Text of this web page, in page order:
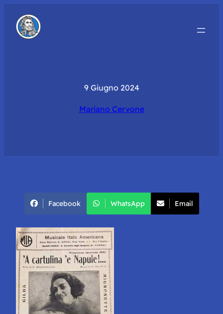
9 Giugno 2024
Mariano Cervone
Facebook WhatsApp Email